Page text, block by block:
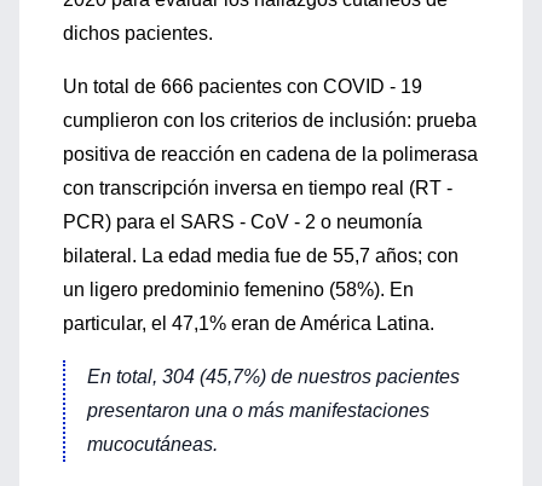
dichos pacientes.
Un total de 666 pacientes con COVID ‐ 19
cumplieron con los criterios de inclusión: prueba
positiva de reacción en cadena de la polimerasa
con transcripción inversa en tiempo real (RT ‐
PCR) para el SARS ‐ CoV ‐ 2 o neumonía
bilateral. La edad media fue de 55,7 años; con
un ligero predominio femenino (58%). En
particular, el 47,1% eran de América Latina.
En total, 304 (45,7%) de nuestros pacientes
presentaron una o más manifestaciones
mucocutáneas.